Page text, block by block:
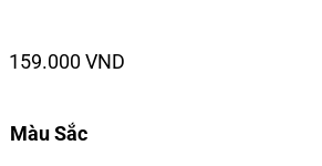
159.000VND
Màu Sắc